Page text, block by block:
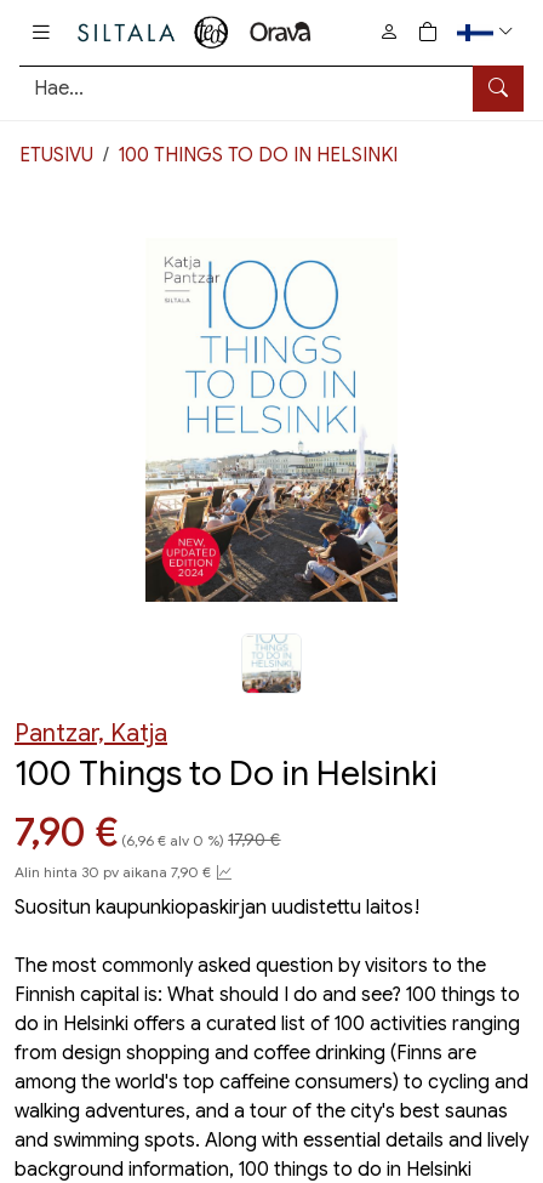
Hae
0
tuotetta
ETUSIVU 100 THINGS TO DO IN HELSINKI
Pantzar, Katja
100 Things to Do in Helsinki
Hinta nyt
7,90 € (6,96 € alv 0 %) 17,90 €
Alin hinta 30 pv aikana 7,90 €
Suositun kaupunkiopaskirjan uudistettu laitos!
The most commonly asked question by visitors to the
Finnish capital is: What should I do and see? 100 things to
do in Helsinki offers a curated list of 100 activities ranging
from design shopping and coffee drinking (Finns are
among the world's top caffeine consumers) to cycling and
walking adventures, and a tour of the city's best saunas
and swimming spots. Along with essential details and lively
background information, 100 things to do in Helsinki